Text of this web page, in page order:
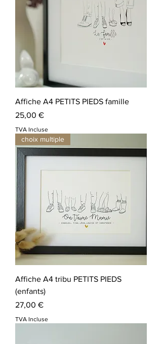
Affiche A4 PETITS PIEDS famille
Prix
25,00 €
TVA Incluse
choix multiple
Affiche A4 tribu PETITS PIEDS
(enfants)
Prix
27,00 €
TVA Incluse